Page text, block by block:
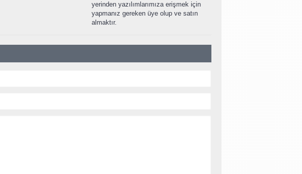
yerinden yazılımlarımıza erişmek için
yapmanız gereken üye olup ve satın
almaktır.